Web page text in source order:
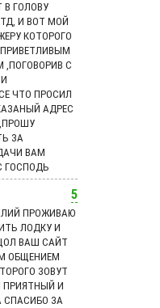
В ГОЛОВУ
И ВОТ МОЙ
КОТОРОГО
С
ЧТО ПРОСИЛ
АДРЕС
ЗА
ВАМ
ГОСПОДЬ
5
ПРОЖИВАЮ
ЛОДКУ И
ВАШ САЙТ
ОБЩЕНИЕМ
ЗОВУТ
ПРИЯТНЫЙ И
СПАСИБО ЗА